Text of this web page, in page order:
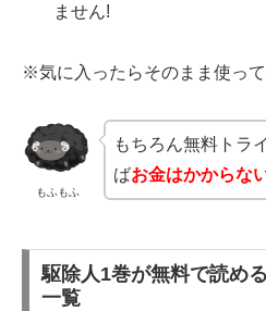
ません!
※気に入ったらそのまま使っ
もふもふ
もちろん無料トラ
ばお金はかからな
駆除人1巻が無料で読め
一覧